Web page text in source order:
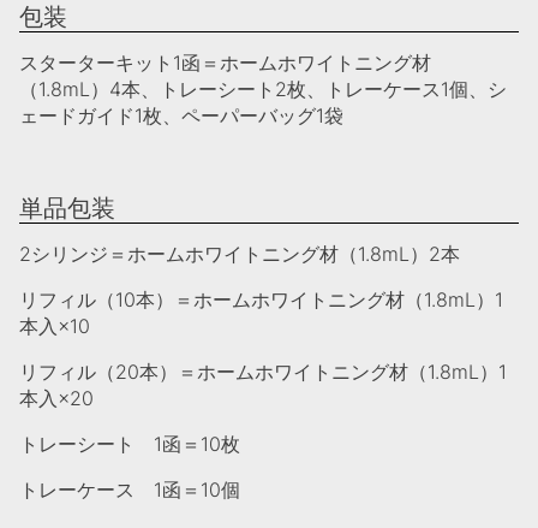
包装
スターターキット1函＝ホームホワイトニング材
（1.8mL）4本、トレーシート2枚、トレーケース1個、シ
ェードガイド1枚、ペーパーバッグ1袋
単品包装
2シリンジ＝ホームホワイトニング材（1.8mL）2本
リフィル（10本）＝ホームホワイトニング材（1.8mL）1
本入×10
リフィル（20本）＝ホームホワイトニング材（1.8mL）1
本入×20
トレーシート 1函＝10枚
トレーケース 1函＝10個